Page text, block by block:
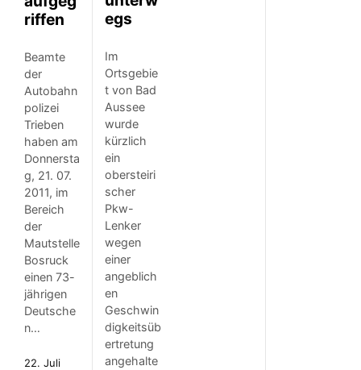
riffen
Beamte
der
Autobahn
polizei
Trieben
haben am
Donnersta
g, 21. 07.
2011, im
Bereich
der
Mautstelle
Bosruck
einen 73-
jährigen
Deutsche
n…
22. Juli
egs
Im
Ortsgebie
t von Bad
Aussee
wurde
kürzlich
ein
obersteiri
scher
Pkw-
Lenker
wegen
einer
angeblich
en
Geschwin
digkeitsüb
ertretung
angehalte